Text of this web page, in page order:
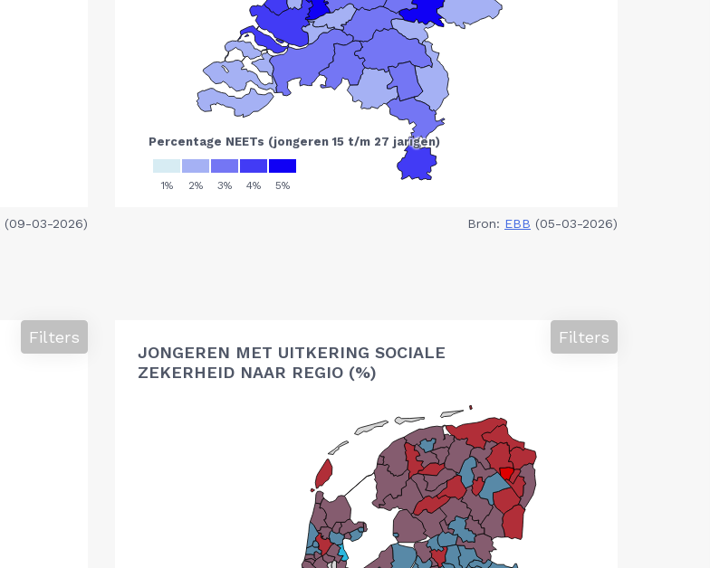
(09-03-2026) Bron: EBB (05-03-2026)
Filters
JONGEREN MET UITKERING SOCIALE
ZEKERHEID NAAR REGIO (%)
Filters